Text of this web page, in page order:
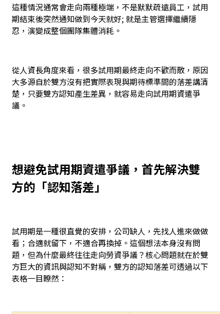
這種情況通常會走向兩種極端，不是默默疏遠員工，試用
期結束後突然通知做到今天就好; 就是主管選擇繼續隱
忍，演變成整個團隊集體消耗。
從人資長角度來看，很多試用期最終走向不歡而散，原因
大多源自於雙方沒有把實際表現與期待標準間的落差講清
楚，只要雙方認知產生差異，就容易走向試用期資遣爭
議。
想避免試用期資遣爭議，首先解決雙
方的「認知落差」
試用期是一種很直覺的安排，公司缺人，先找人進來做做
看；合適就留下，不適合再換掉。這個想法本身沒有問
題，但為什麼最終往往走向勞資爭議？核心問題就在於雙
方巨大的資訊與認知不對稱，雙方的認知落差可透過以下
表格一目瞭然：